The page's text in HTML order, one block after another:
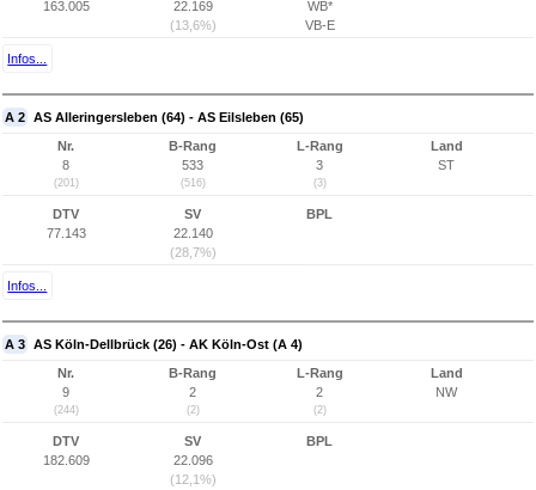
163.005
22.169
(13,6%)
WB*
VB-E
Infos...
A 2 AS Alleringersleben (64) - AS Eilsleben (65)
Nr.
8
(201)
B-Rang
533
(516)
L-Rang
3
(3)
Land
ST
DTV
77.143
SV
22.140
(28,7%)
BPL
Infos...
A 3 AS Köln-Dellbrück (26) - AK Köln-Ost (A 4)
Nr.
9
(244)
B-Rang
2
(2)
L-Rang
2
(2)
Land
NW
DTV
182.609
SV
22.096
(12,1%)
BPL